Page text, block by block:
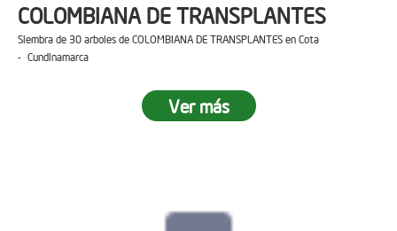
COLOMBIANA DE TRANSPLANTES
Siembra de 30 arboles de COLOMBIANA DE TRANSPLANTES en Cota
- Cundinamarca
Ver más